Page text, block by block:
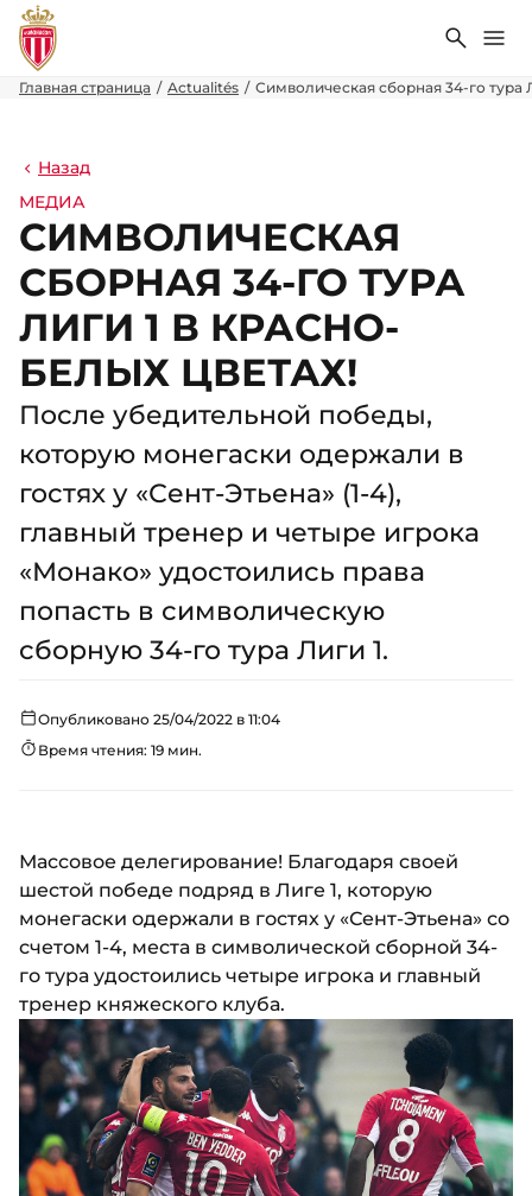
Поиск
Главная страница Actualités Символическая сборная 34-го тура
Назад
МЕДИА
СИМВОЛИЧЕСКАЯ
СБОРНАЯ 34-ГО ТУРА
ЛИГИ 1 В КРАСНО-
БЕЛЫХ ЦВЕТАХ!
После убедительной победы,
которую монегаски одержали в
гостях у «Сент-Этьена» (1-4),
главный тренер и четыре игрока
«Монако» удостоились права
попасть в символическую
сборную 34-го тура Лиги 1.
Опубликовано 25/04/2022 в 11:04
Время чтения: 19 мин.
Массовое делегирование! Благодаря своей
шестой победе подряд в Лиге 1, которую
монегаски одержали в гостях у «Сент-Этьена» со
счетом 1-4, места в символической сборной 34-
го тура удостоились четыре игрока и главный
тренер княжеского клуба.